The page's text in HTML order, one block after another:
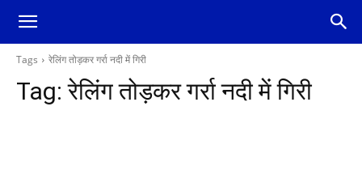
Tags रेलिंग तोड़कर गर्रा नदी में गिरी
Tag:रेलिंग तोड़कर गर्रा नदी में गिरी